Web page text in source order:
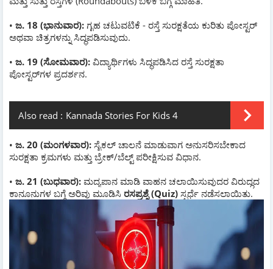
• ಜ. 18 (ಭಾನುವಾರ): ಗೃಹ ಚಟುವಟಿಕೆ - ರಸ್ತೆ ಸುರಕ್ಷತೆಯ ಕುರಿತು ಪೋಸ್ಟರ್
ಅಥವಾ ಚಿತ್ರಗಳನ್ನು ಸಿದ್ಧಪಡಿಸುವುದು.
• ಜ. 19 (ಸೋಮವಾರ): ವಿದ್ಯಾರ್ಥಿಗಳು ಸಿದ್ಧಪಡಿಸಿದ ರಸ್ತೆ ಸುರಕ್ಷತಾ
ಪೋಸ್ಟರ್‌ಗಳ ಪ್ರದರ್ಶನ.
Also read : Kannada Stories For Kids 4
• ಜ. 20 (ಮಂಗಳವಾರ): ಸೈಕಲ್ ಚಾಲನೆ ಮಾಡುವಾಗ ಅನುಸರಿಸಬೇಕಾದ
ಸುರಕ್ಷತಾ ಕ್ರಮಗಳು ಮತ್ತು ಬ್ರೇಕ್/ಬೆಲ್ಟ್ ಪರೀಕ್ಷಿಸುವ ವಿಧಾನ.
• ಜ. 21 (ಬುಧವಾರ): ಮದ್ಯಪಾನ ಮಾಡಿ ವಾಹನ ಚಲಾಯಿಸುವುದರ ವಿರುದ್ಧದ
ಕಾನೂನುಗಳ ಬಗ್ಗೆ ಅರಿವು ಮೂಡಿಸಿ ರಸಪ್ರಶ್ನೆ (Quiz) ಸ್ಪರ್ಧೆ ನಡೆಸಲಾಯಿತು.